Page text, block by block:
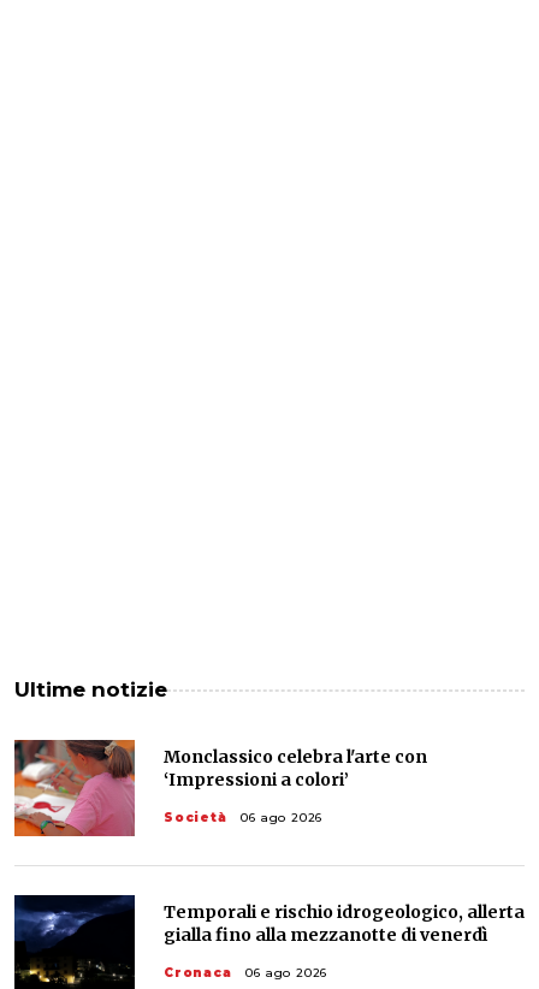
Ultime notizie
Monclassico celebra l'arte con
‘Impressioni a colori’
Società 06 ago 2026
Temporali e rischio idrogeologico, allerta
gialla fino alla mezzanotte di venerdì
Cronaca 06 ago 2026